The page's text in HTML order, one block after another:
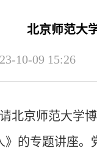
北京师范大
10-09 15:26
北京师范大学
的专题讲座